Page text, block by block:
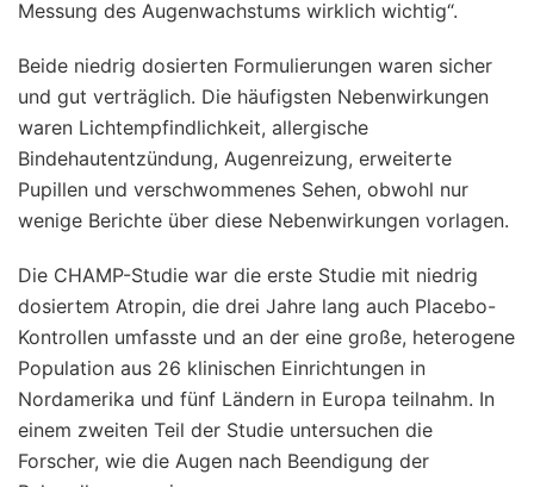
Messung des Augenwachstums wirklich wichtig“.
Beide niedrig dosierten Formulierungen waren sicher
und gut verträglich. Die häufigsten Nebenwirkungen
waren Lichtempfindlichkeit, allergische
Bindehautentzündung, Augenreizung, erweiterte
Pupillen und verschwommenes Sehen, obwohl nur
wenige Berichte über diese Nebenwirkungen vorlagen.
Die CHAMP-Studie war die erste Studie mit niedrig
dosiertem Atropin, die drei Jahre lang auch Placebo-
Kontrollen umfasste und an der eine große, heterogene
Population aus 26 klinischen Einrichtungen in
Nordamerika und fünf Ländern in Europa teilnahm. In
einem zweiten Teil der Studie untersuchen die
Forscher, wie die Augen nach Beendigung der